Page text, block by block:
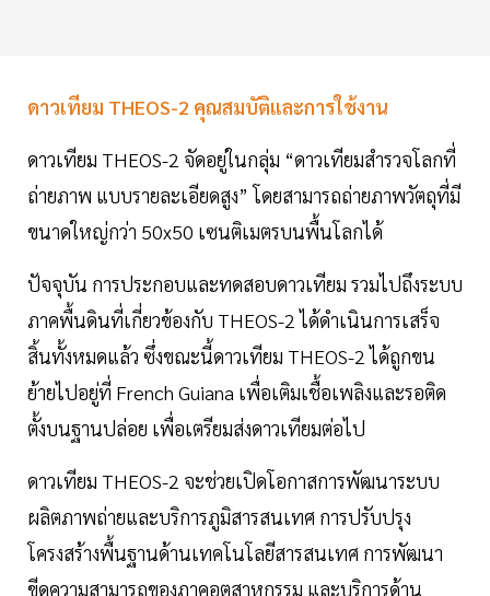
ดาวเทียม THEOS-2 คุณสมบัติและการใช้งาน
ดาวเทียม THEOS-2 จัดอยู่ในกลุ่ม “ดาวเทียมสำรวจโลกที่
ถ่ายภาพ แบบรายละเอียดสูง” โดยสามารถถ่ายภาพวัตถุที่มี
ขนาดใหญ่กว่า 50x50 เซนติเมตรบนพื้นโลกได้
ปัจจุบัน การประกอบและทดสอบดาวเทียม รวมไปถึงระบบ
ภาคพื้นดินที่เกี่ยวข้องกับ THEOS-2 ได้ดำเนินการเสร็จ
สิ้นทั้งหมดแล้ว ซึ่งขณะนี้ดาวเทียม THEOS-2 ได้ถูกขน
ย้ายไปอยู่ที่ French Guiana เพื่อเติมเชื้อเพลิงและรอติด
ตั้งบนฐานปล่อย เพื่อเตรียมส่งดาวเทียมต่อไป
ดาวเทียม THEOS-2 จะช่วยเปิดโอกาสการพัฒนาระบบ
ผลิตภาพถ่ายและบริการภูมิสารสนเทศ การปรับปรุง
โครงสร้างพื้นฐานด้านเทคโนโลยีสารสนเทศ การพัฒนา
ขีดความสามารถของภาคอุตสาหกรรม และบริการด้าน